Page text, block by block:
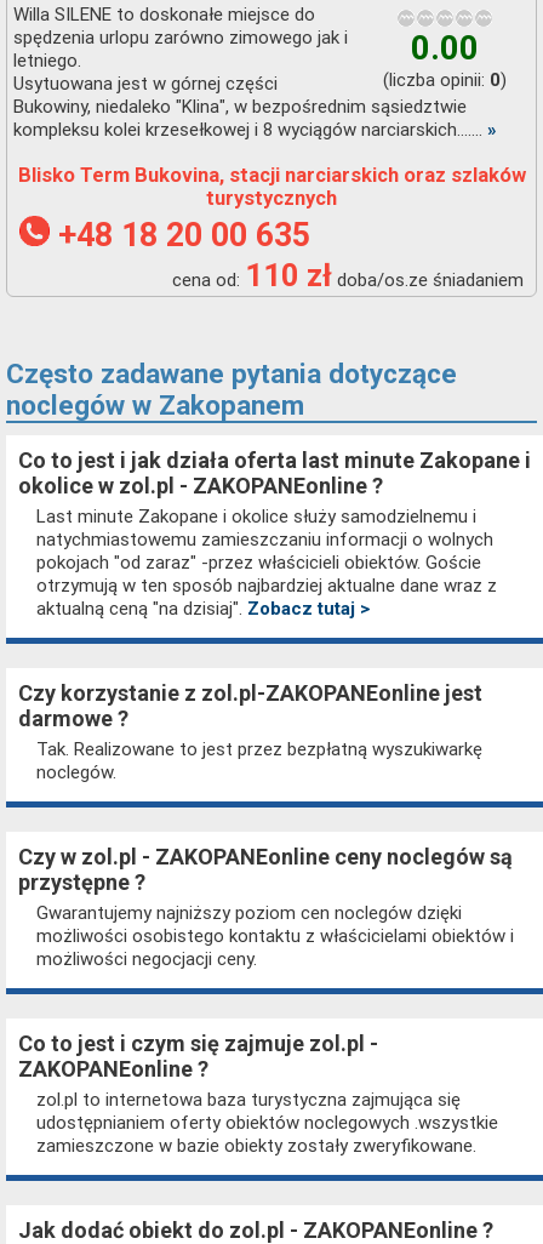
0.00
(liczba opinii: 0)
Willa SILENE to doskonałe miejsce do
spędzenia urlopu zarówno zimowego jak i
letniego.
Usytuowana jest w górnej części
Bukowiny, niedaleko "Klina", w bezpośrednim sąsiedztwie
kompleksu kolei krzesełkowej i 8 wyciągów narciarskich....... »
Blisko Term Bukovina, stacji narciarskich oraz szlaków
turystycznych
+48 18 20 00 635
cena od: 110 zł doba/os.ze śniadaniem
Często zadawane pytania dotyczące
noclegów w Zakopanem
Co to jest i jak działa oferta last minute Zakopane i
okolice w zol.pl - ZAKOPANEonline ?
Last minute Zakopane i okolice służy samodzielnemu i
natychmiastowemu zamieszczaniu informacji o wolnych
pokojach "od zaraz" -przez właścicieli obiektów. Goście
otrzymują w ten sposób najbardziej aktualne dane wraz z
aktualną ceną "na dzisiaj". Zobacz tutaj >
Czy korzystanie z zol.pl-ZAKOPANEonline jest
darmowe ?
Tak. Realizowane to jest przez bezpłatną wyszukiwarkę
noclegów.
Czy w zol.pl - ZAKOPANEonline ceny noclegów są
przystępne ?
Gwarantujemy najniższy poziom cen noclegów dzięki
możliwości osobistego kontaktu z właścicielami obiektów i
możliwości negocjacji ceny.
Co to jest i czym się zajmuje zol.pl -
ZAKOPANEonline ?
zol.pl to internetowa baza turystyczna zajmująca się
udostępnianiem oferty obiektów noclegowych .wszystkie
zamieszczone w bazie obiekty zostały zweryfikowane.
Jak dodać obiekt do zol.pl - ZAKOPANEonline ?